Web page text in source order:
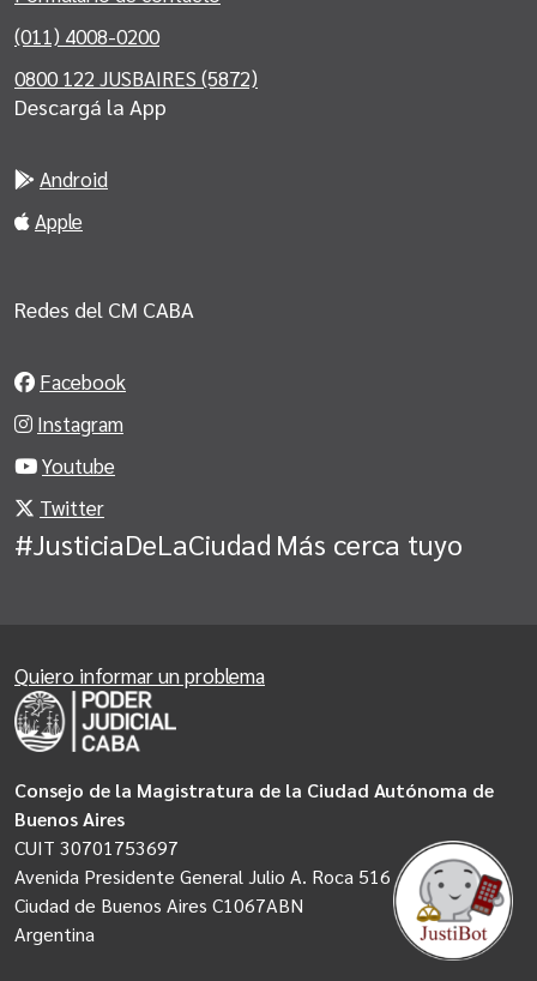
(011) 4008-0200
0800 122 JUSBAIRES (5872)
Descargá la App
Android
Apple
Redes del CM CABA
Facebook
Instagram
Youtube
Twitter
#JusticiaDeLaCiudad Más cerca tuyo
Consejo de la Magistratura de la Ciudad Autónoma de
Buenos Aires
CUIT 30701753697
Avenida Presidente General Julio A. Roca 516
Ciudad de Buenos Aires C1067ABN
Argentina
Quiero informar un problema